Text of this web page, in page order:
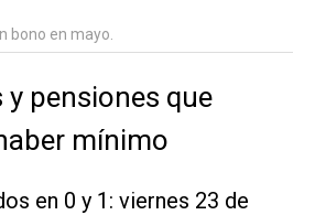
bono en mayo.
pensiones que
mínimo
en 0 y 1: viernes 23 de